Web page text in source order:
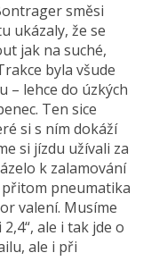
směsi
ukázaly, že se
jak na suché,
byla všude
– lehce do úzkých
Ten sice
si s ním dokáží
si jízdu užívali za
k zalamování
pneumatika
valení. Musíme
ale i tak jde o
ale i při